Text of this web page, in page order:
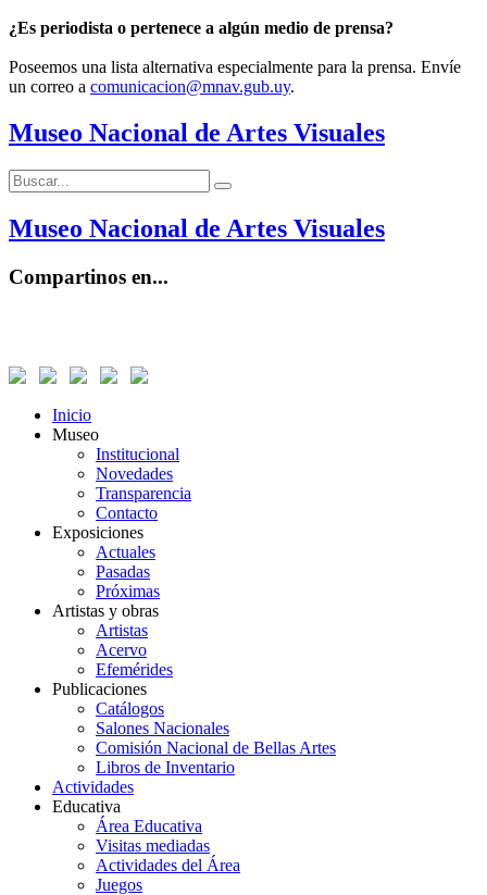
¿Es periodista o pertenece a algún medio de prensa?
Poseemos una lista alternativa especialmente para la prensa. Envíe
un correo a comunicacion@mnav.gub.uy.
Museo Nacional de Artes Visuales
Buscar:
Buscar
Museo Nacional de Artes Visuales
Compartinos en...
Inicio
Museo
Institucional
Novedades
Transparencia
Contacto
Exposiciones
Actuales
Pasadas
Próximas
Artistas y obras
Artistas
Acervo
Efemérides
Publicaciones
Catálogos
Salones Nacionales
Comisión Nacional de Bellas Artes
Libros de Inventario
Actividades
Educativa
Área Educativa
Visitas mediadas
Actividades del Área
Juegos